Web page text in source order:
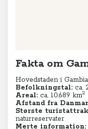
Fakta om
Hovedstaden i
Befolkningstal: ca.
Areal: ca. 10.689 km2
Afstand fra
Største
naturreservater
Merte information: